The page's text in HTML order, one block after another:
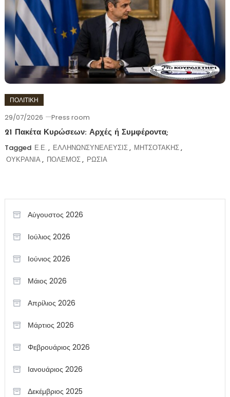
ΠΟΛΙΤΙΚΗ
29/07/2026 Press room
21 Πακέτα Κυρώσεων: Αρχές ή Συμφέροντα;
Tagged Ε.Ε. , ΕΛΛΗΝΩΝΣΥΝΕΛΕΥΣΙΣ, ΜΗΤΣΟΤΑΚΗΣ,
ΟΥΚΡΑΝΙΑ, ΠΟΛΕΜΟΣ, ΡΩΣΙΑ
Αύγουστος 2026
Ιούλιος 2026
Ιούνιος 2026
Μάιος 2026
Απρίλιος 2026
Μάρτιος 2026
Φεβρουάριος 2026
Ιανουάριος 2026
Δεκέμβριος 2025